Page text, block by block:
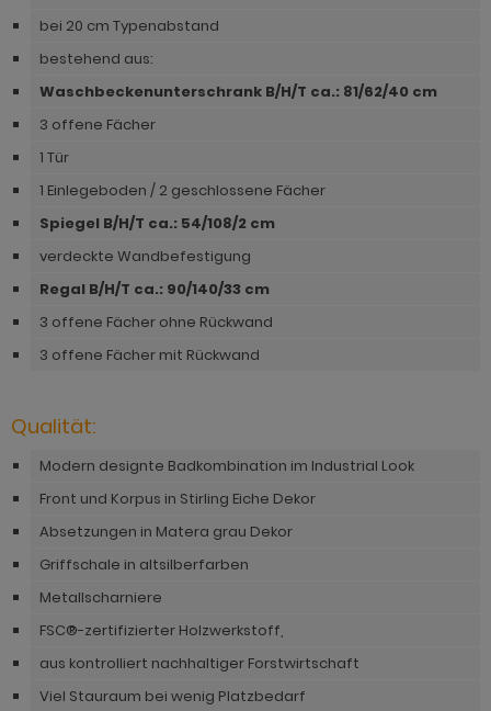
bei 20 cm Typenabstand
bestehend aus:
Waschbeckenunterschrank B/H/T ca.: 81/62/40 cm
3 offene Fächer
1 Tür
1 Einlegeboden / 2 geschlossene Fächer
Spiegel B/H/T ca.: 54/108/2 cm
verdeckte Wandbefestigung
Regal B/H/T ca.: 90/140/33 cm
3 offene Fächer ohne Rückwand
3 offene Fächer mit Rückwand
Qualität:
Modern designte Badkombination im Industrial Look
Front und Korpus in Stirling Eiche Dekor
Absetzungen in Matera grau Dekor
Griffschale in altsilberfarben
Metallscharniere
FSC®-zertifizierter Holzwerkstoff,
aus kontrolliert nachhaltiger Forstwirtschaft
Viel Stauraum bei wenig Platzbedarf
Nobile
Norwich
Onawa grau
Onawa grün
Onawa weiß
Option Jackson Eiche
Piano
Rideau
Rivian
Ronson
Rovola
Scandik
Sentra
Norris
Norwich
Palamos
Paterno
Plate
Positano
Rideau
Rivian
Romina
Ronin Esche
Ronson